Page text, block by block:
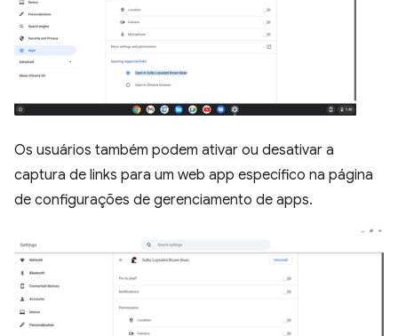
Os usuários também podem ativar ou desativar a
captura de links para um web app específico na página
de configurações de gerenciamento de apps.